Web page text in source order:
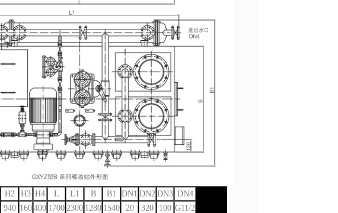
H2 H3 H4 L L1 B B1 DN1 DN2 DN3 DN4
940 160 400 1700 2300 1280 1540 20 320 100 G11/2